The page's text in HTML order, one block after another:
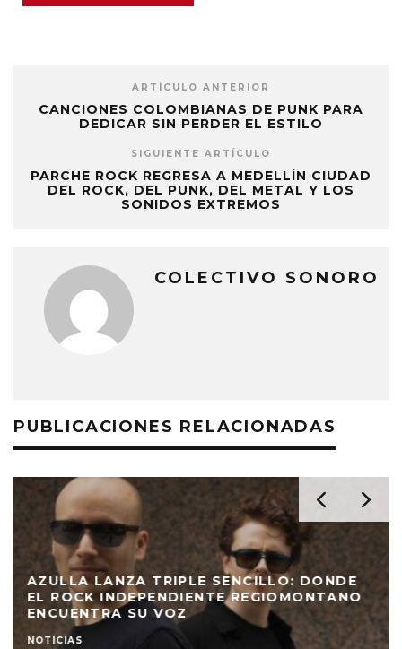
ARTÍCULO ANTERIOR
CANCIONES COLOMBIANAS DE PUNK PARA
DEDICAR SIN PERDER EL ESTILO
SIGUIENTE ARTÍCULO
PARCHE ROCK REGRESA A MEDELLÍN CIUDAD
DEL ROCK, DEL PUNK, DEL METAL Y LOS
SONIDOS EXTREMOS
COLECTIVO SONORO
PUBLICACIONES RELACIONADAS
AZULLA LANZA TRIPLE SENCILLO: DONDE
EL ROCK INDEPENDIENTE REGIOMONTANO
ENCUENTRA SU VOZ
NOTICIAS